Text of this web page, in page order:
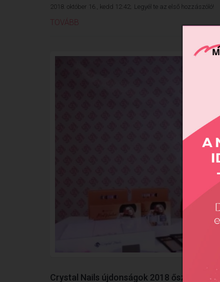
2018. október 16., kedd 12:42; Legyél te az első hozzászóló!
TOVÁBB
Crystal Nails újdonságok 2018 ősz/tél